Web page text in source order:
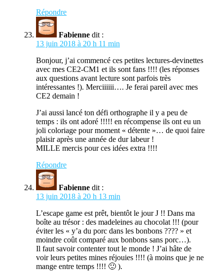
Répondre
Fabienne dit :
13 juin 2018 à 20 h 11 min
Bonjour, j’ai commencé ces petites lectures-devinettes
avec mes CE2-CM1 et ils sont fans !!!! (les réponses
aux questions avant lecture sont parfois très
intéressantes !). Merciiiiii…. Je ferai pareil avec mes
CE2 demain !
J’ai aussi lancé ton défi orthographe il y a peu de
temps : ils ont adoré !!!!! en récompense ils ont eu un
joli coloriage pour moment « détente »… de quoi faire
plaisir après une année de dur labeur !
MILLE mercis pour ces idées extra !!!!
Répondre
Fabienne dit :
13 juin 2018 à 20 h 13 min
L’escape game est prêt, bientôt le jour J !! Dans ma
boîte au trésor : des madeleines au chocolat !!! (pour
éviter les « y’a du porc dans les bonbons ???? » et
moindre coût comparé aux bonbons sans porc…).
Il faut savoir contenter tout le monde ! J’ai hâte de
voir leurs petites mines réjouies !!!! (à moins que je ne
mange entre temps !!!! 🙂 ).